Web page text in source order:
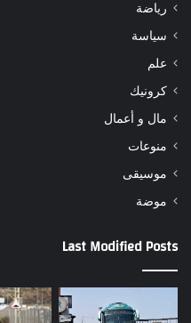
رياضة
سياسة
علم
كرونيك
مال و أعمال
منوعات
موسيقى
موضة
Last Modified Posts